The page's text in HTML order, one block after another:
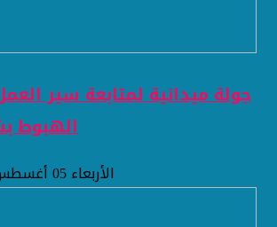
جولة ميدانية لمتابعة سير
الهبوط
الأربعاء 05 أغسطس 2026 04:28 مساءً